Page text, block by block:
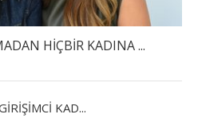
HİÇBİR KADINA ...
KAD...